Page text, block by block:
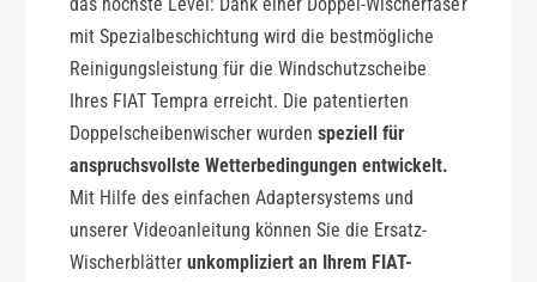
t
i
o
n
das höchste Level: Dank einer Doppel-Wischerfaser
mit Spezialbeschichtung wird die bestmögliche
Reinigungsleistung für die Windschutzscheibe
Ihres FIAT Tempra erreicht. Die patentierten
Doppelscheibenwischer wurdenspeziell für
anspruchsvollste Wetterbedingungen entwickelt.
Mit Hilfe des einfachen Adaptersystems und
unserer Videoanleitung können Sie die Ersatz-
Wischerblätter unkompliziert an Ihrem FIAT-